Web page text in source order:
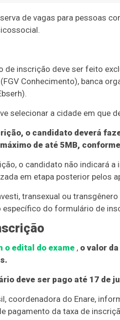
de vagas para pessoas
de inscrição deve ser feito
Conhecimento), banca
selecionar a cidade em que
o candidato deverá
de até 5MB,
o candidato não indicará
em etapa posterior pelos
transexual ou
específico do formulário de
o edital do exame , o valor
deve ser pago até 17 de
coordenadora do Enare,
pagamento da taxa de